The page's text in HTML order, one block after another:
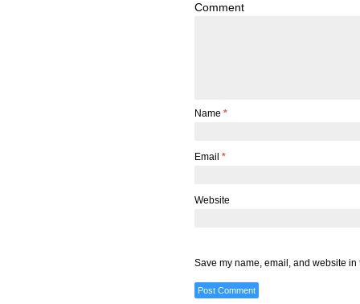
Comment
Name *
Email *
Website
Save my name, email, and website